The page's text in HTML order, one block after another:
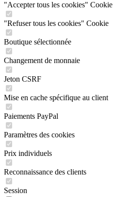
"Accepter tous les cookies" Cookie
"Refuser tous les cookies" Cookie
Boutique sélectionnée
Changement de monnaie
Jeton CSRF
Mise en cache spécifique au client
Paiements PayPal
Paramètres des cookies
Prix individuels
Reconnaissance des clients
Session